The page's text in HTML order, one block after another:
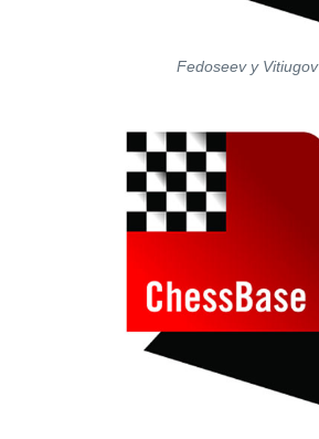
Fedoseev y Vitiugov